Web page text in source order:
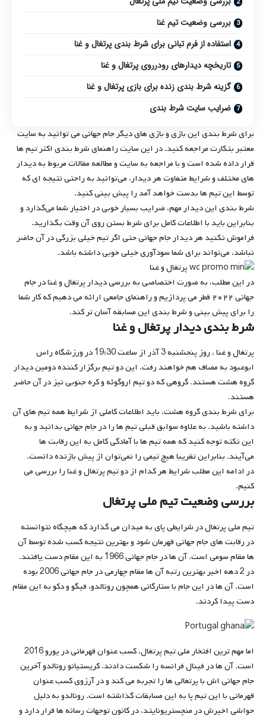
بررسی وضعیت تیم غنا
استفاده از فرم تبانی برای شرط بندی پرتغال و غنا
تاریخچه دیدارهای رودرروی پرتغال و غنا
گزینه شرط بندی زنده برای بازی پرتغال و غنا
ضرایب سایت شرط بندی
برای شرط بندی این بازی و بازی ‌های دیگر جام جهانی می ‌توانید به سایت
معتبر بتکارت مراجعه کنید. در این سایت راهنمای شرط بندی اکثر تیم‌ ها
قرار داده شده است و با مراجعه به سایت و مطالعه مقالات مربوط به دیدار
های مختلف و شرایط متفاوت هر دیدار، می‌توانید به راحتی نتیجه ‌ای که
توسط این تیم ‌ها بدست خواهد آمد را پیش بینی کنید.
شرط بندی این دیدار مهم، ضرایب بسیار خوبی در اختیار شما می‌گذارد و
بنابراین باید با اطلاعات کامل برای شرط بستن روی آن وقت بگذارید.
فراموش نکنید هر دیدار جام جهانی حتی اگر تیم خیلی بزرگی در آن حاضر
نباشد، می‌تواند برای شما سودآوری خیلی خوبی داشته باشد.
در این مطلب، به صورت اختصاصی به بررسی دیدار پرتغال و غنا در جام
جهانی ۲۰۲۲ قطر می ‌پردازیم و راهنمای جامعی ارائه می ‌دهیم که کار شما
را برای پیش بینی و شرط بندی این مسابقه آسان ‌تر کند.
شرط بندی دیدار پرتغال و غنا
پرتغال و غنا ، روز پنجشنبه 3 آذر از ساعت 19:30 در ورزشگاه راس
ابوعبود به مصاف هم خواهند رفت. این دو تیم برگزار کننده دومین دیدار
گروه هشت هستند. گروهی که دو تیم اروگوئه و کره جنوبی نیز در آن حاضر
هستند.
برای شرط بندی گروه هشت، باید اطلاعات کاملی از شرایط همه تیم‌ های آن
داشته باشید. به علاوه سوابق قبلی تیم ‌ها را در جام جهانی بدانید و به
این نکته توجه کنید که همه تیم ‌ها با آمادگی کامل به این رقابت‌ ها
می‌آیند. بنابراین تقریبا هیچ تیمی را نمی‌توان از پیش بازنده دانست.
در ادامه این مطلب شرایط هر کدام از دو تیم پرتغال و غنا را بررسی می
کنیم.
بررسی وضعیت تیم ملی پرتغال
تیم ملی پرتغال در شرایطی پای به میدان می گذارد که هیچگاه نتوانسته
در رقابت های جام جهانی قهرمان شود و بهترین نتیجه کسب شده توسط آن
ها مقام سومی است. آن ها در جام جهانی 1966 به این مقام دست یافتند.
در 2 دهه اخیر بهترین رتبه آن ها مقام چهارمی در جام جهانی 2006 بوده
است. آن ها در این جام با ستارگانی همچون رونالدو، فیگو و دکو به این مقام
دست پیدا کردند.
اما مهم ترین افتخار ملی تیم پرتغال، کسب عنوان قهرمانی در یورو 2016
است. آن ها در فینال فرانسه را شکست دادند. کریستیانو رونالدو آخرین
جام جهانی اش با پرتغالی ها را تجربه می کند و در آرزوی کسب عنوان
قهرمانی با این تیم پا به این مسابقات گذاشته است. رونالدو به دلیل
حواشی اخیرش در منچستریونایتد، در کانون توجهات رسانه ها قرار دارد و